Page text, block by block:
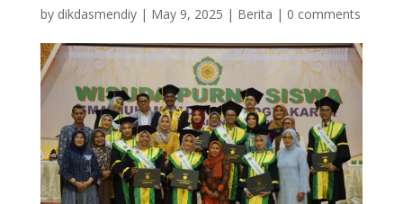
by dikdasmendiy| May 9, 2025 | Berita | 0 comments